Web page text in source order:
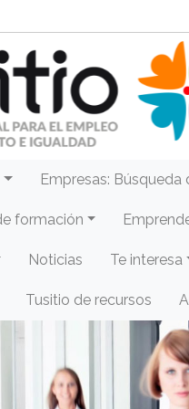
Empresas: Búsqueda
formación
Noticias Te interesa
Tusitio de recursos